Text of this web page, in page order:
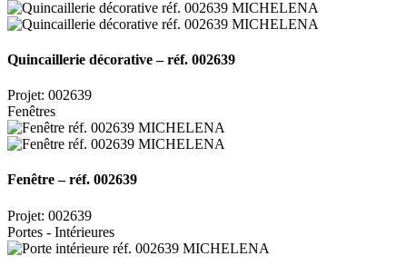
Quincaillerie décorative – réf. 002639
Projet: 002639
Fenêtres
Fenêtre – réf. 002639
Projet: 002639
Portes - Intérieures